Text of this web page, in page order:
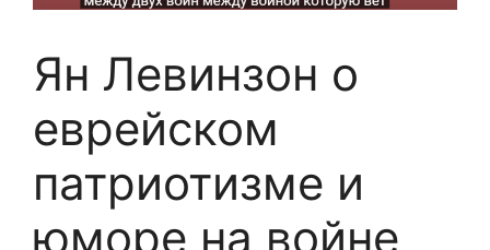
Ян Левинзон о
еврейском
патриотизме и
юморе на войне